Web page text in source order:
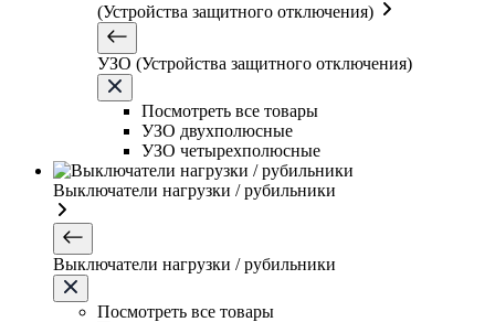
(Устройства защитного отключения)
УЗО (Устройства защитного отключения)
Посмотреть все товары
УЗО двухполюсные
УЗО четырехполюсные
Выключатели нагрузки / рубильники
Выключатели нагрузки / рубильники
Посмотреть все товары